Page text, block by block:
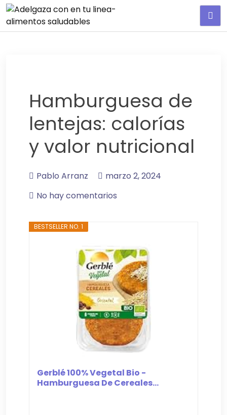
Hamburguesa de
lentejas: calorías
y valor nutricional
Pablo Arranz
marzo 2, 2024
No hay comentarios
BESTSELLER NO. 1
Gerblé 100% Vegetal Bio -
Hamburguesa De Cereales...